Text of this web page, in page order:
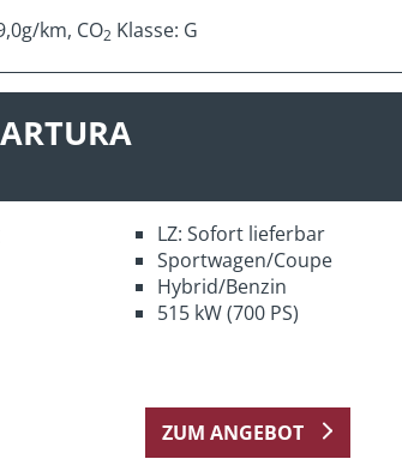
km, CO2 Klasse: G
LZ: Sofort lieferbar
Sportwagen/Coupe
Hybrid/Benzin
515 kW (700 PS)
ZUM ANGEBOT